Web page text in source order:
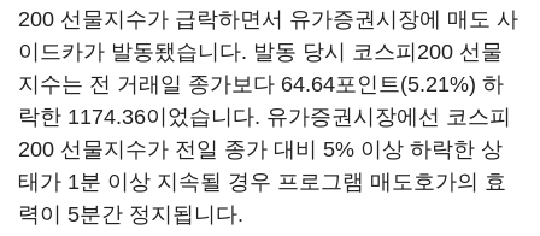
200 선물지수가 급락하면서 유가증권시장에 매도 사
이드카가 발동됐습니다. 발동 당시 코스피200 선물
지수는 전 거래일 종가보다 64.64포인트(5.21%) 하
락한 1174.36이었습니다. 유가증권시장에선 코스피
200 선물지수가 전일 종가 대비 5% 이상 하락한 상
태가 1분 이상 지속될 경우 프로그램 매도호가의 효
력이 5분간 정지됩니다.